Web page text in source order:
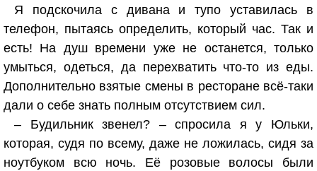
Я подскочила с дивана и тупо уставилась в
телефон, пытаясь определить, который час. Так и
есть! На душ времени уже не останется, только
умыться, одеться, да перехватить что-то из еды.
Дополнительно взятые смены в ресторане всё-таки
дали о себе знать полным отсутствием сил.
– Будильник звенел? – спросила я у Юльки,
которая, судя по всему, даже не ложилась, сидя за
ноутбуком всю ночь. Её розовые волосы были